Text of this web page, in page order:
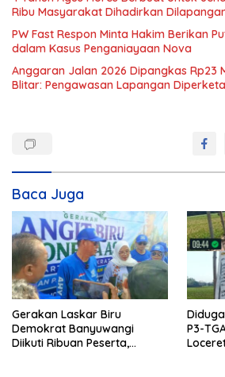
Ribu Masyarakat Dihadirkan
PW Fast Respon Minta Hakim Berikan
dalam Kasus Penganiayaan Nova
Anggaran Jalan 2026 Dipangkas Rp23
Blitar: Pengawasan Lapangan
Baca Juga
Gerakan Laskar Biru
Demokrat Banyuwangi
Diikuti Ribuan Peserta,
P3-